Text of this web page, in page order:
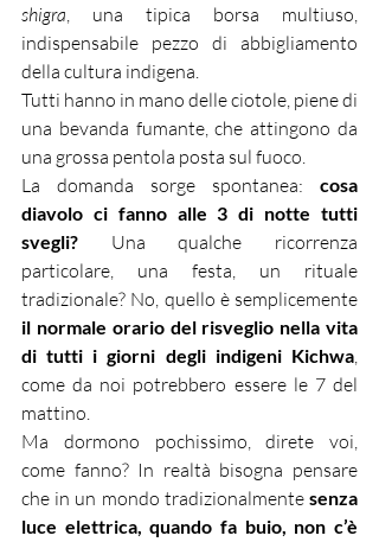
shigra, una tipica borsa multiuso,
indispensabile pezzo di abbigliamento
della cultura indigena.
Tutti hanno in mano delle ciotole, piene di
una bevanda fumante, che attingono da
una grossa pentola posta sul fuoco.
La domanda sorge spontanea: cosa
diavolo ci fanno alle 3 di notte tutti
svegli? Una qualche ricorrenza
particolare, una festa, un rituale
il normale orario del risveglio nella vita
di tutti i giorni degli indigeni Kichwa,
come da noi potrebbero essere le 7 del
mattino.
Ma dormono pochissimo, direte voi,
come fanno? In realtà bisogna pensare
che in un mondo tradizionalmente senza
luce elettrica, quando fa buio, non c’è